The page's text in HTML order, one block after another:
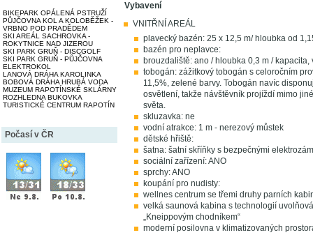
BIKEPARK OPÁLENÁ PSTRUŽÍ
PŮJČOVNA KOL A KOLOBĚŽEK -
VRBNO POD PRADĚDEM
SKI AREÁL SACHROVKA -
ROKYTNICE NAD JIZEROU
SKI PARK GRUŇ - DISCGOLF
SKI PARK GRUŇ - PŮJČOVNA
ELEKTROKOL
LANOVÁ DRÁHA KAROLINKA
BOBOVÁ DRÁHA HRUBÁ VODA
MUZEUM RAPOTÍNSKÉ SKLÁRNY
ROZHLEDNA BUKOVKA
TURISTICKÉ CENTRUM RAPOTÍN
Počasí v ČR
Vybavení
VNITŘNÍ AREÁL
plavecký bazén: 25 x 12,5 m/ hloubka od
bazén pro neplavce:
brouzdaliště: ano / hloubka 0,3 m /
tobogán: zážitkový tobogán s celoročním
11,5%, zelené barvy. Tobogán navíc
osvětlení, takže návštěvník projíždí mimo
světa.
skluzavka: ne
vodní atrakce: 1 m - nerezový můstek
dětské hřiště:
šatna: šatní skříňky s bezpečnými
sociální zařízení: ANO
sprchy: ANO
koupání pro nudisty:
wellnes centrum se třemi druhy parních
velká saunová kabina s technologií
„Kneippovým chodníkem“
moderní posilovna v klimatizovaných